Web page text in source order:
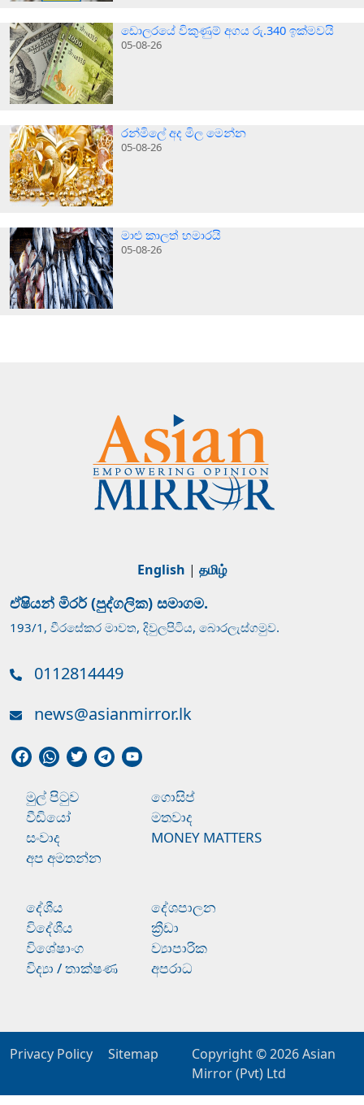
ඩොලරයේ විකුණුම් අගය රු.340 ඉක්මවයි
05-08-26
රන්මිලේ අද මිල මෙන්න
05-08-26
මාළු කාලත් හමාරයි
05-08-26
English | தமிழ்
ඒෂියන් මිරර් (පුද්ගලික) සමාගම.
193/1, වීරසේකර මාවත, දිවුලපිටිය, බොරලැස්ගමුව.
0112814449
news@asianmirror.lk
මුල් පිටුව
ගොසිප්
වීඩියෝ
මතවාද
සංවාද
MONEY MATTERS
අප අමතන්න
දේශීය
දේශපාලන
විදේශීය
ක්‍රීඩා
විශේෂාංග
ව්‍යාපාරික
විද්‍යා / තාක්ෂණ
අපරාධ
Privacy Policy Sitemap Copyright © 2026Asian
Mirror (Pvt) Ltd